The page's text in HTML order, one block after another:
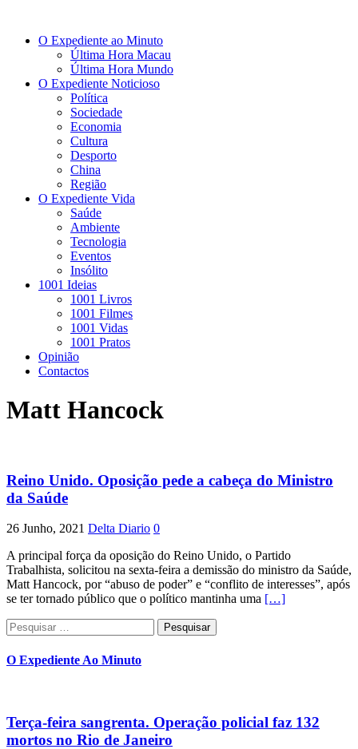
O Expediente ao Minuto
Última Hora Macau
Última Hora Mundo
O Expediente Noticioso
Política
Sociedade
Economia
Cultura
Desporto
China
Região
O Expediente Vida
Saúde
Ambiente
Tecnologia
Eventos
Insólito
1001 Ideias
1001 Livros
1001 Filmes
1001 Vidas
1001 Pratos
Opinião
Contactos
Matt Hancock
Reino Unido. Oposição pede a cabeça do Ministro
da Saúde
26 Junho, 2021 Delta Diario 0
A principal força da oposição do Reino Unido, o Partido
Trabalhista, solicitou na sexta-feira a demissão do ministro da Saúde,
Matt Hancock, por “abuso de poder” e “conflito de interesses”, após
se ter tornado público que o político mantinha uma […]
Pesquisar
por:
O Expediente Ao Minuto
Terça-feira sangrenta. Operação policial faz 132
mortos no Rio de Janeiro